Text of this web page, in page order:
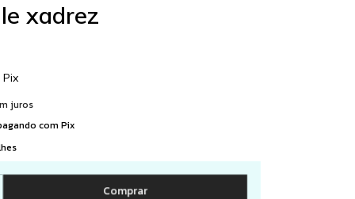
xadrez
Pix
juros
com Pix